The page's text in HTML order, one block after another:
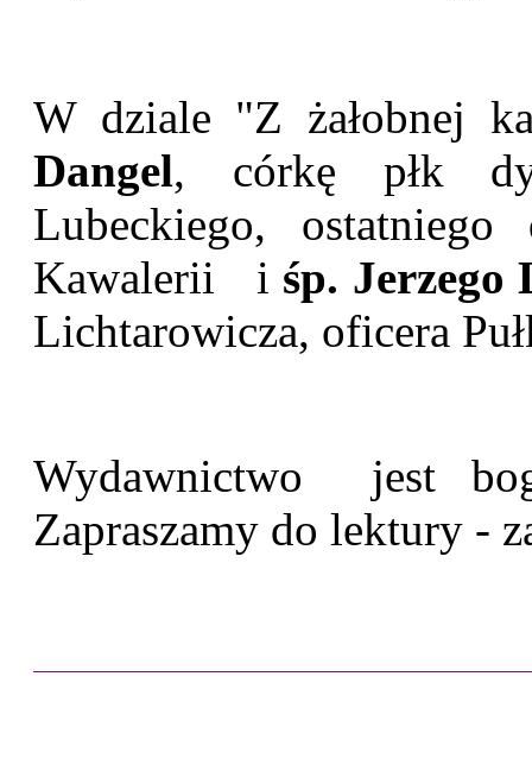
W dziale "Z żałobnej
Dangel, córkę płk
Lubeckiego,
Kawalerii i śp. Jerzego
Lichtarowicza, oficera
Wydawnictwo jest
Zapraszamy do lektury -